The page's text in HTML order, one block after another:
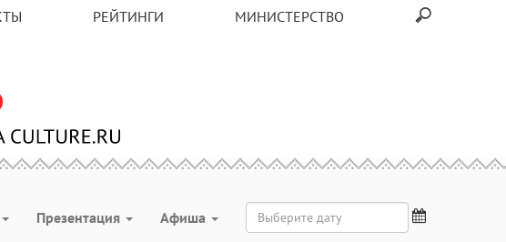
РЕЙТИНГИ МИНИСТЕРСТВО
Презентация Aфиша